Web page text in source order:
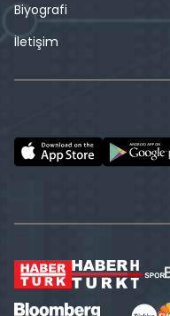
Biyografi
İletişim